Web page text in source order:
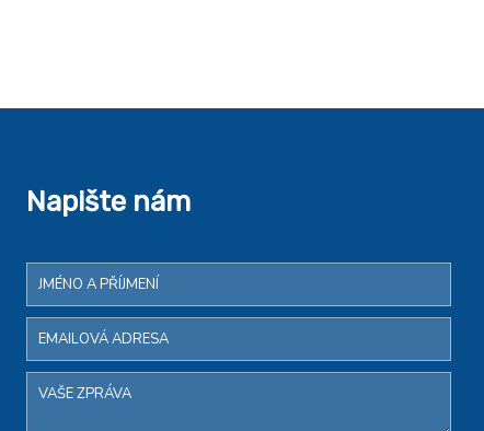
Napište nám